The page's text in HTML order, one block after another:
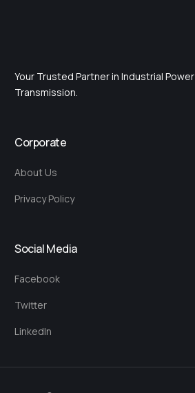
Your Trusted Partner in Industrial Power
Transmission.
Corporate
About Us
Privacy Policy
Social Media
Facebook
Twitter
LinkedIn